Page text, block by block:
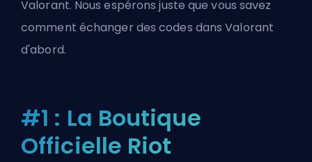
Valorant. Nous espérons juste que vous savez
comment échanger des codes dans Valorant
d'abord.
#1 : La Boutique
Officielle Riot